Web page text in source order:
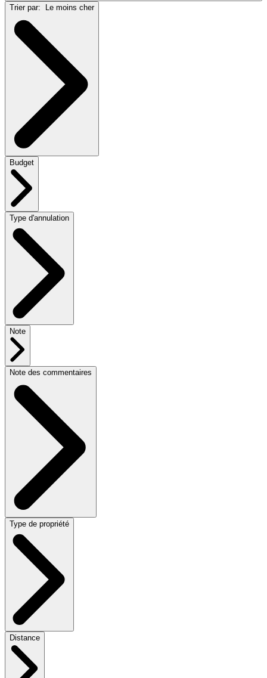
Trier par: Le moins cher
Budget
Type d'annulation
Note
Note des commentaires
Type de propriété
Distance